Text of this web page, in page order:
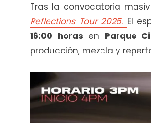
Tras la convocatoria
Reflections Tour 2025. El
16:00 horas en Parque
producción, mezcla y